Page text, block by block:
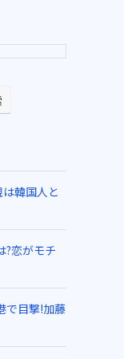
韓国人と
?恋がモチ
で目撃!加藤